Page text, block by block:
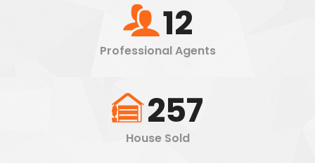
12
Professional Agents
257
House Sold